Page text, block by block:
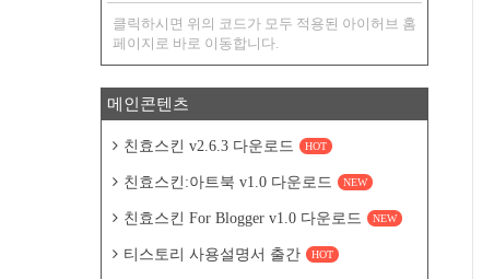
클릭하시면 위의 코드가 모두 적용된 아이허브 홈
페이지로 바로 이동합니다.
메인콘텐츠
친효스킨 v2.6.3 다운로드 HOT
친효스킨:아트북 v1.0 다운로드 NEW
친효스킨 For Blogger v1.0 다운로드 NEW
티스토리 사용설명서 출간 HOT